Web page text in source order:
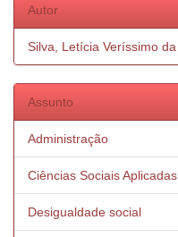
Autor
Silva, Letícia Veríssimo da
Assunto
Administração
Ciências Sociais Aplicadas
Desigualdade social